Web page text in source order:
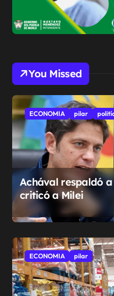
You Missed
ECONOMIA pilar
Achával respaldó
criticó a Milei
ECONOMIA pilar